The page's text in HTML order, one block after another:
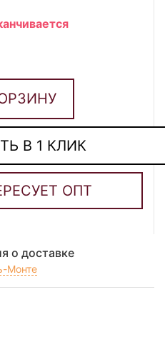
В 1 КЛИК
о доставке
Монте